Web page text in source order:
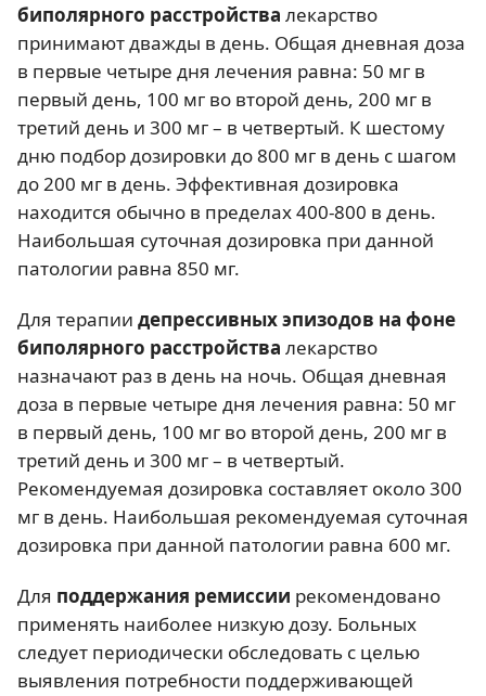
биполярного расстройства лекарство
принимают дважды в день. Общая дневная доза
в первые четыре дня лечения равна: 50 мг в
первый день, 100 мг во второй день, 200 мг в
третий день и 300 мг – в четвертый. К шестому
дню подбор дозировки до 800 мг в день с шагом
до 200 мг в день. Эффективная дозировка
находится обычно в пределах 400-800 в день.
Наибольшая суточная дозировка при данной
патологии равна 850 мг.
Для терапии депрессивных эпизодов на фоне
биполярного расстройства лекарство
назначают раз в день на ночь. Общая дневная
доза в первые четыре дня лечения равна: 50 мг
в первый день, 100 мг во второй день, 200 мг в
третий день и 300 мг – в четвертый.
Рекомендуемая дозировка составляет около 300
мг в день. Наибольшая рекомендуемая суточная
дозировка при данной патологии равна 600 мг.
Для поддержания ремиссии рекомендовано
применять наиболее низкую дозу. Больных
следует периодически обследовать с целью
выявления потребности поддерживающей